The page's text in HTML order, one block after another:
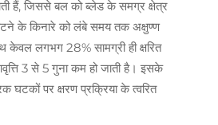
हैं, जिससे बल को ब्लेड के समग्र क्षेत्र
के किनारे को लंबे समय तक अक्षुण्ण
लगभग 28% सामग्री ही क्षरित
3 से 5 गुना कम हो जाती है। इसके
घटकों पर क्षरण प्रक्रिया के त्वरित